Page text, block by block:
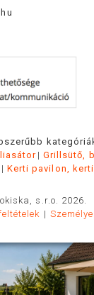
Grillsütő,
Kerti pavilon,
s.r.o. 2026.